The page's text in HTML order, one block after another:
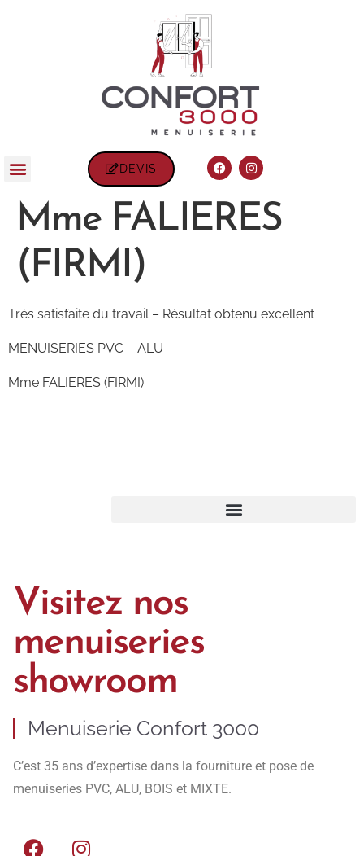
DEVIS
Mme FALIERES
(FIRMI)
Très satisfaite du travail – Résultat obtenu excellent
MENUISERIES PVC – ALU
Mme FALIERES (FIRMI)
Visitez nos
menuiseries
showroom
Menuiserie Confort 3000
C’est 35 ans d’expertise dans la fourniture et pose de
menuiseries PVC, ALU, BOIS et MIXTE.